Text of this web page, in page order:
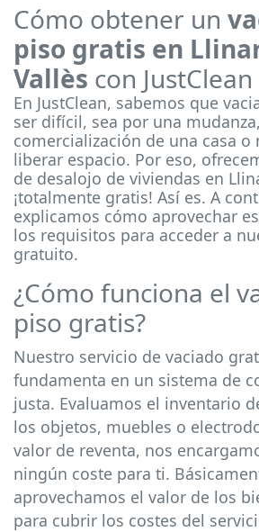
Cómo obtener un
piso gratis en
Vallès con JustClean
En JustClean, sabemos que
ser difícil, sea por una
comercialización de una casa o
liberar espacio. Por eso,
de desalojo de viviendas en
¡totalmente gratis! Así es. A
explicamos cómo aprovechar
los requisitos para acceder a
gratuito.
¿Cómo funciona el
piso gratis?
Nuestro servicio de vaciado
fundamenta en un sistema de
justa. Evaluamos el inventario
los objetos, muebles o
valor de reventa, nos
ningún coste para ti.
aprovechamos el valor de los
para cubrir los costes del